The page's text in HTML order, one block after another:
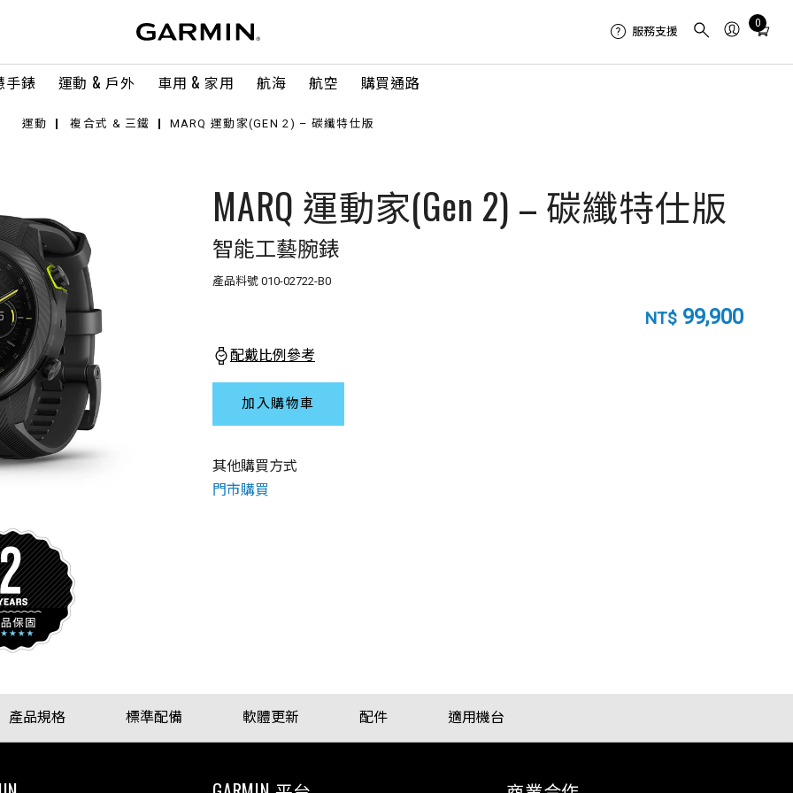
手錶 運動 & 戶外 車用 & 家用 航海 航空 購買通路
服務支援
0
Total
in
運動 複合式 & 三鐵 MARQ 運動家(GEN 2) – 碳纖特仕版
MARQ 運動家(Gen 2) – 碳纖特仕版
智能工藝腕錶
產品料號 010-02722-B0
NT$ 99,900
配戴比例參考
加入購物車
其他購買方式
門市購買
產品規格 標準配備 軟體更新 配件 適用機台